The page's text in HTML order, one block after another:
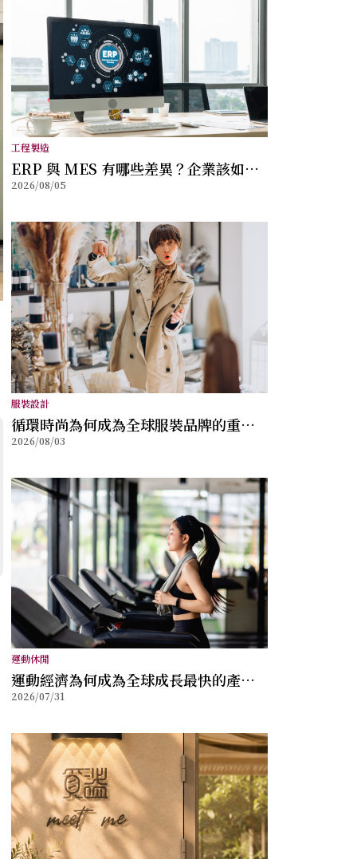
工程製造
ERP 與 MES 有哪些差異？企業該如何
選擇？
2026/08/05
服裝設計
循環時尚為何成為全球服裝品牌的重要
方向？
2026/08/03
運動休閒
運動經濟為何成為全球成長最快的產業
之一？
2026/07/31